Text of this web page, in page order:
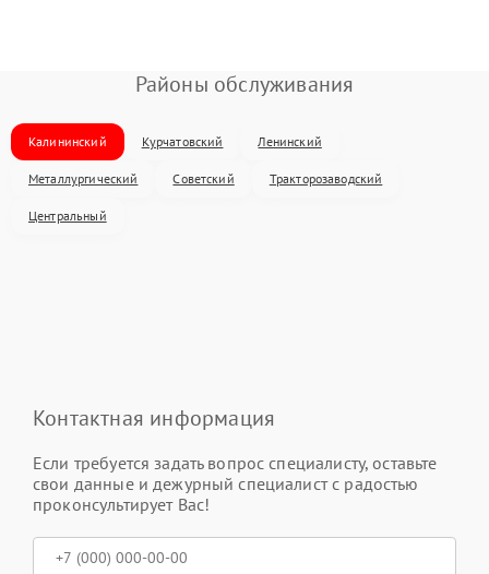
Районы обслуживания
Калининский Курчатовский Ленинский
Металлургический Советский Тракторозаводский
Центральный
Контактная информация
Если требуется задать вопрос специалисту, оставьте
свои данные и дежурный специалист с радостью
проконсультирует Вас!